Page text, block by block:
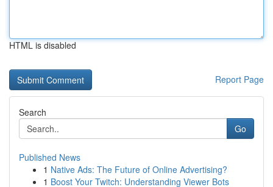
HTML is disabled
Report Page
Search
Go
Published News
1 Native Ads: The Future of Online Advertising?
1 Boost Your Twitch: Understanding Viewer Bots